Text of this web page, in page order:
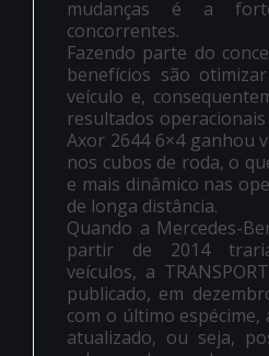
mudanças é a
concorrentes.
Fazendo parte do
benefícios são
veículo e,
resultados
Axor 2644 6×4 ganhou
nos cubos de roda, o
e mais dinâmico nas
de longa distância.
Quando a Mercedes-
partir de 2014
veículos, a
publicado, em
com o último
atualizado, ou seja,